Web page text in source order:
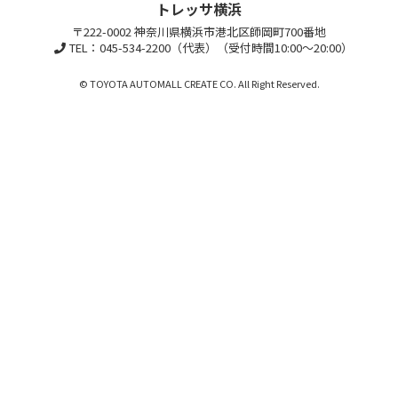
トレッサ横浜
〒222-0002 神奈川県横浜市港北区師岡町700番地
TEL：045-534-2200（代表）（受付時間10:00～20:00）
© TOYOTA AUTOMALL CREATE CO. All Right Reserved.